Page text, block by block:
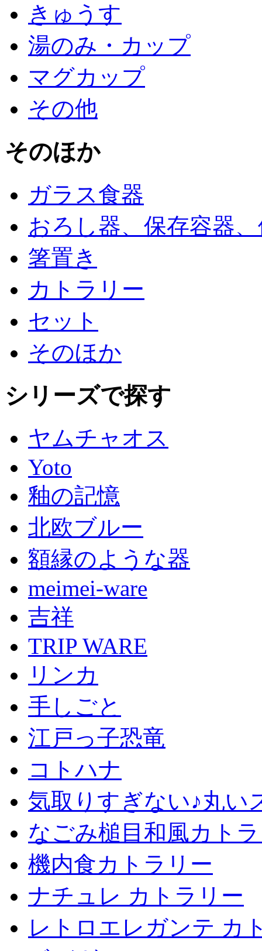
きゅうす
湯のみ・カップ
マグカップ
その他
そのほか
ガラス食器
おろし器、保存容器
箸置き
カトラリー
セット
そのほか
シリーズで探す
ヤムチャオス
Yoto
釉の記憶
北欧ブルー
額縁のような器
meimei-ware
吉祥
TRIP WARE
リンカ
手しごと
江戸っ子恐竜
コトハナ
気取りすぎない♪丸い
なごみ槌目和風カト
機内食カトラリー
ナチュレ カトラリー
レトロエレガンテ カ